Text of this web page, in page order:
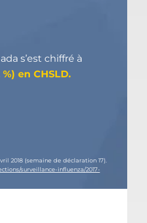
s’est chiffré à
en CHSLD.
2018 (semaine de déclaration 17).
surveillance-influenza/2017-